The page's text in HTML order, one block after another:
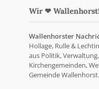
Wir ❤ Wallenhorst!
Wallenhorster
Hollage, Rulle &
aus Politik,
Kirchengemeinden,
Gemeinde Wallenhorst.